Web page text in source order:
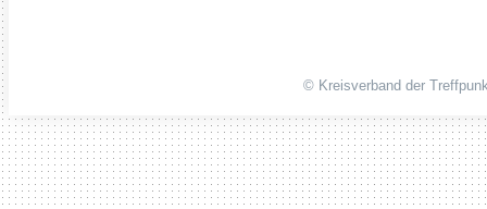
© Kreisverband der